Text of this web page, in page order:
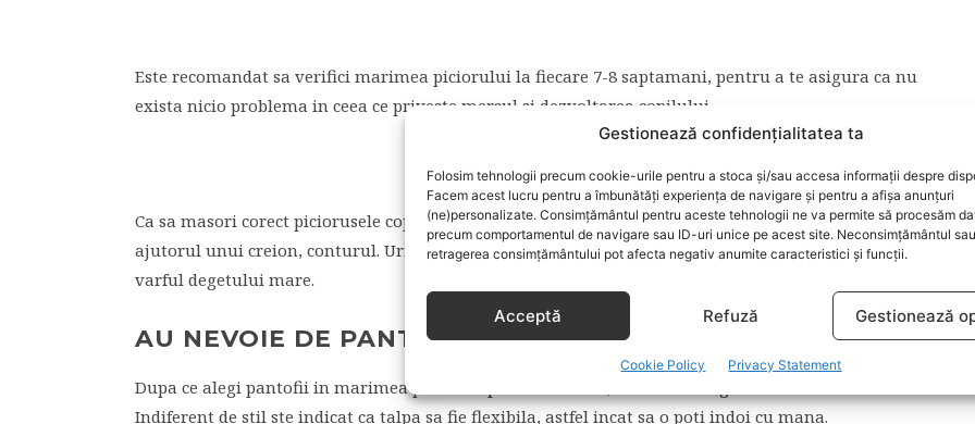
Gestionează confidențialitatea ta
Folosim tehnologii precum cookie-urile pentru a stoca și/sau accesa informații despre
Facem acest lucru pentru a îmbunătăți experiența de navigare și pentru a afișa anunțuri
(ne)personalizate. Consimțământul pentru aceste tehnologii ne va permite să procesăm
precum comportamentul de navigare sau ID-uri unice pe acest site. Neconsimțământul sau
retragerea consimțământului pot afecta negativ anumite caracteristici și funcții.
Acceptă Refuză Gestionează
Cookie Policy Privacy Statement
Este recomandat sa verifici marimea piciorului la fiecare 7-8 saptamani, pentru a te asigura ca nu
exista nicio problema in ceea ce priveste mersul si dezvoltarea copilului.
Ca sa masori corect piciorusele copiilor, plaseaza-le talpa pe o foaie de hartie si traseaza, cu
ajutorul unui creion, conturul. Urmeaza sa masori talpa cu un centimetru, de la calcai pana la
varful degetului mare.
AU NEVOIE DE PANTOFI CU TALPA MOALE SAU TARE?
Dupa ce alegi pantofii in marimea potrivita pentru cei mici, trebuie sa te gandesti si la model.
Indiferent de stil ste indicat ca talpa sa fie flexibila, astfel incat sa o poti indoi cu mana.